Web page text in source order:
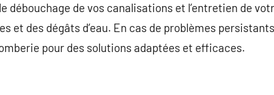
débouchage de vos canalisations et l’entretien de
et des dégâts d’eau. En cas de problèmes
pour des solutions adaptées et efficaces.